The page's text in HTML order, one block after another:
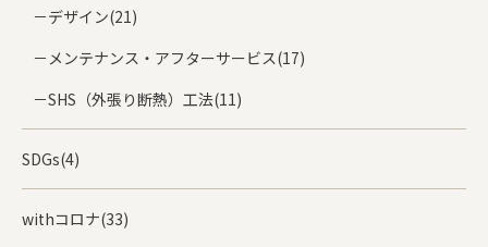
デザイン(21)
メンテナンス・アフターサービス(17)
SHS（外張り断熱）工法(11)
SDGs(4)
withコロナ(33)